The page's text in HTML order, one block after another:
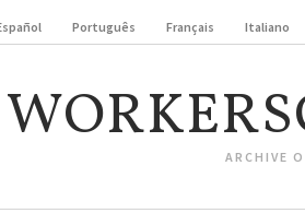
Português Français Italiano
ARCHIVE